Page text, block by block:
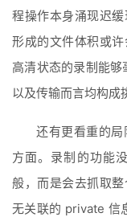
程操作本身涌现迟
形成的文件体积或
高清状态的录制能
以及传输而言均构成
还有更看重的
方面。录制的功能
般，而是会去抓取
无关联的 private 信